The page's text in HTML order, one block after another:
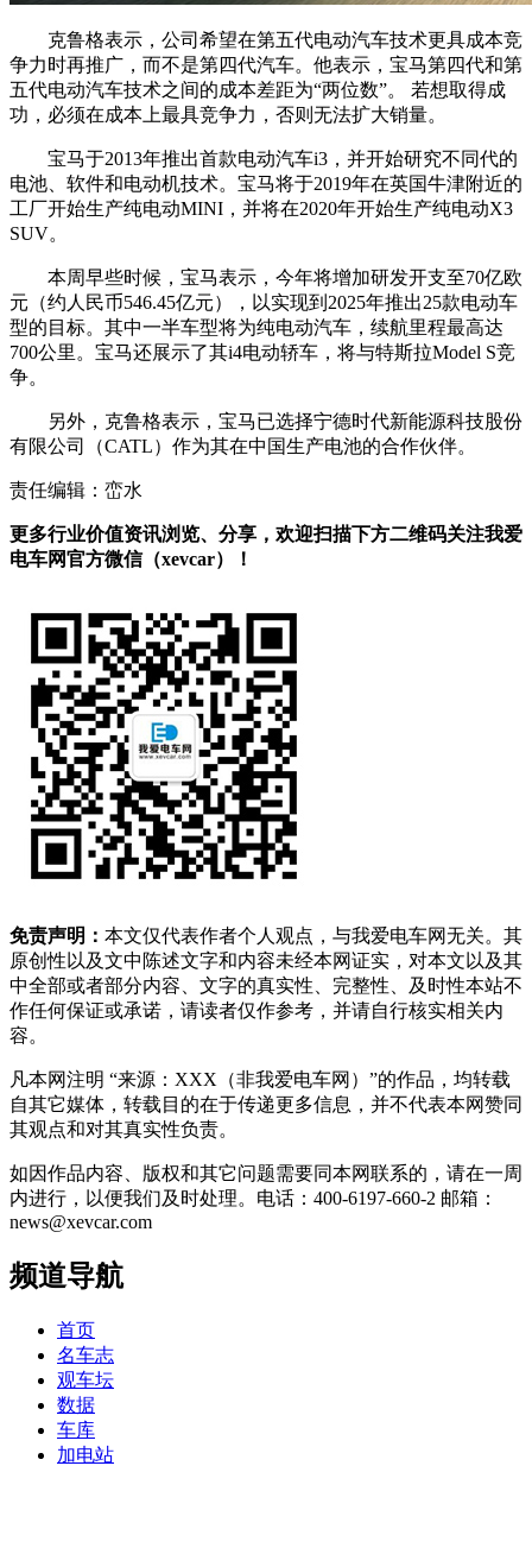
克鲁格表示，公司希望在第五代电动汽车技术更具成本竞
争力时再推广，而不是第四代汽车。他表示，宝马第四代和第
五代电动汽车技术之间的成本差距为“两位数”。 若想取得成
功，必须在成本上最具竞争力，否则无法扩大销量。
宝马于2013年推出首款电动汽车i3，并开始研究不同代的
电池、软件和电动机技术。宝马将于2019年在英国牛津附近的
工厂开始生产纯电动MINI，并将在2020年开始生产纯电动X3
SUV。
本周早些时候，宝马表示，今年将增加研发开支至70亿欧
元（约人民币546.45亿元），以实现到2025年推出25款电动车
型的目标。其中一半车型将为纯电动汽车，续航里程最高达
700公里。宝马还展示了其i4电动轿车，将与特斯拉Model S竞
争。
另外，克鲁格表示，宝马已选择宁德时代新能源科技股份
有限公司（CATL）作为其在中国生产电池的合作伙伴。
责任编辑：峦水
更多行业价值资讯浏览、分享，欢迎扫描下方二维码关注我爱
电车网官方微信（xevcar）！
免责声明： 本文仅代表作者个人观点，与我爱电车网无关。其
原创性以及文中陈述文字和内容未经本网证实，对本文以及其
中全部或者部分内容、文字的真实性、完整性、及时性本站不
作任何保证或承诺，请读者仅作参考，并请自行核实相关内
容。
凡本网注明 “来源：XXX（非我爱电车网）”的作品，均转载
自其它媒体，转载目的在于传递更多信息，并不代表本网赞同
其观点和对其真实性负责。
如因作品内容、版权和其它问题需要同本网联系的，请在一周
内进行，以便我们及时处理。电话：400-6197-660-2 邮箱：
news@xevcar.com
频道导航
首页
名车志
观车坛
数据
车库
加电站